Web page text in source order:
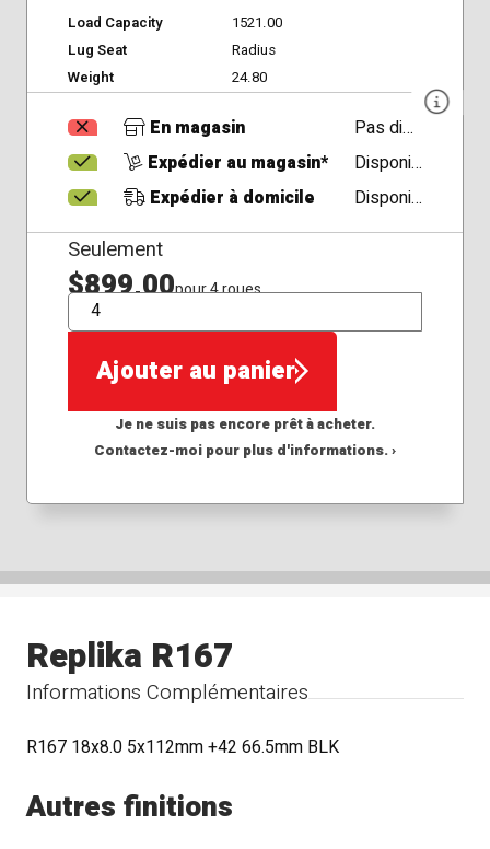
Load Capacity
1521.00
Lug Seat
Radius
Weight
24.80
En magasin
Pas disponible
Expédier au magasin*
Disponible
Expédier à domicile
Disponible
Seulement
$899,00pour 4 roues
QTÉ
Ajouter au panier
Je ne suis pas encore prêt à acheter.
Contactez-moi pour plus d'informations. ›
Informations Complémentaires
Replika R167
R167 18x8.0 5x112mm +42 66.5mm BLK
Autres finitions